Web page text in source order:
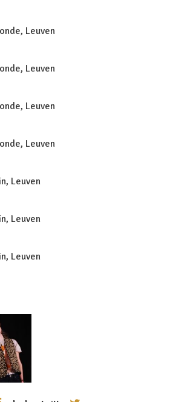
Leuven
Leuven
Leuven
Leuven
Leuven
Leuven
Leuven